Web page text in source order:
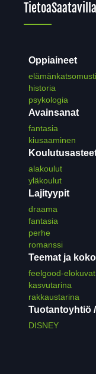
Tietoa
Oppiaineet
historia
psykologia
Avainsanat
fantasia
kiusaaminen
alakoulut
yläkoulut
Lajityypit
draama
fantasia
perhe
romanssi
Teemat ja
feelgood-elokuvat
kasvutarina
rakkaustarina
Tuotantoyhtiö
DISNEY